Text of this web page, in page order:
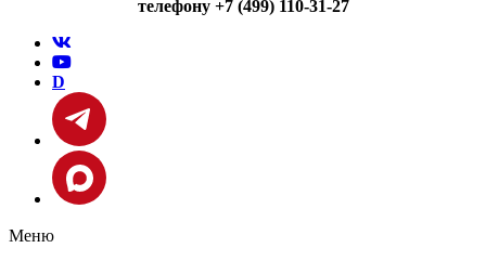
телефону +7 (499) 110-31-27
D
Меню